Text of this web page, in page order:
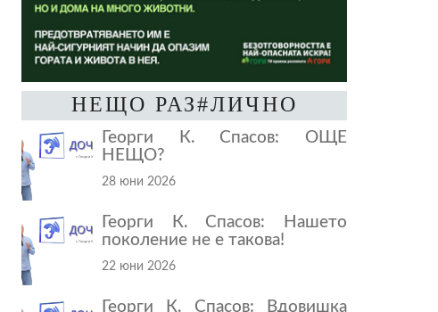
НЕЩО РАЗ#ЛИЧНО
Георги К. Спасов: ОЩЕ
НЕЩО?
28 юни 2026
Георги К. Спасов: Нашето
поколение не е такова!
22 юни 2026
Георги К. Спасов: Вдовишка